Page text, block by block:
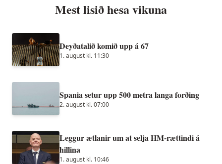
Mest lisið hesa vikuna
Deyðatalið komið upp á 67
1. august kl. 11:30
Spania setur upp 500 metra langa forðing
2. august kl. 07:00
Leggur ætlanir um at selja HM-rættindi á
hillina
1. august kl. 10:46